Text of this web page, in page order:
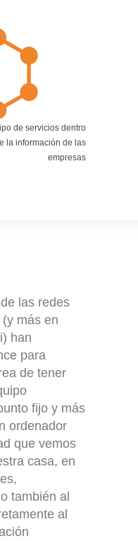
de servicios dentro
la información de las
empresas
las redes
más en
han
para
de tener
fijo y más
ordenador
que vemos
casa, en
también al
al